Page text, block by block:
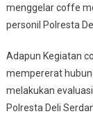
menggelar coffe
personil Polresta
Adapun Kegiatan
mempererat
melakukan
Polresta Deli